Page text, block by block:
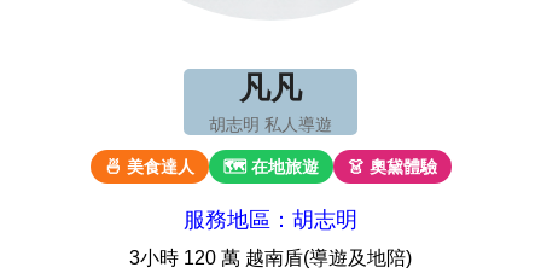
凡凡
胡志明 私人導遊
🍜 美食達人 🗺 在地旅遊 👗 奧黛體驗
服務地區：胡志明
3小時 120 萬 越南盾(導遊及地陪)